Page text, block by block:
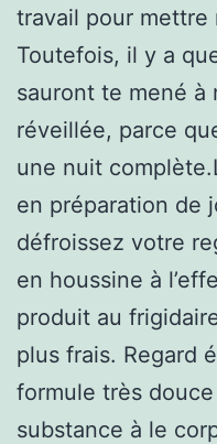
travail pour mettre
Toutefois, il y a
sauront te mené à
réveillée, parce
une nuit
en préparation de
défroissez votre
en houssine à
produit au
plus frais. Regard
formule très
substance à le